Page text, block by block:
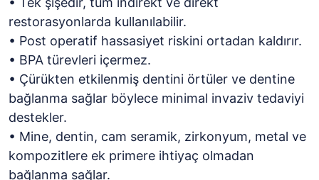
restorasyonlarda kullanılabilir.
• Post operatif hassasiyet riskini ortadan kaldırır.
• BPA türevleri içermez.
• Çürükten etkilenmiş dentini örtüler ve dentine
bağlanma sağlar böylece minimal invaziv tedaviyi
destekler.
• Mine, dentin, cam seramik, zirkonyum, metal ve
kompozitlere ek primere ihtiyaç olmadan
bağlanma sağlar.